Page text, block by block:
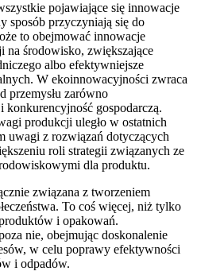
pojawiające się innowacje
sposób przyczyniają się do
to obejmować innowacje
na środowisko, zwiększające
albo efektywniejsze
W ekoinnowacyjności zwraca
przemysłu zarówno
gospodarczą.
produkcji uległo w ostatnich
uwagi z rozwiązań dotyczących
roli strategii związanych ze
dla produktu.
związana z tworzeniem
To coś więcej, niż tylko
i opakowań.
nie, obejmując doskonalenie
w celu poprawy efektywności
i odpadów.